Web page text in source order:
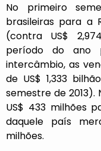
No primeiro
brasileiras para a
(contra US$
período do ano
intercâmbio, as
de US$ 1,333
semestre de 2013).
US$ 433 milhões
daquele país
milhões.